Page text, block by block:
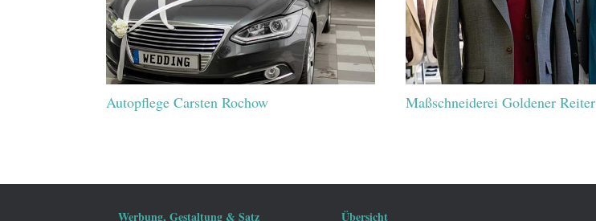
Autopflege Carsten Rochow Maßschneiderei Goldener Reiter
Werbung, Gestaltung & Satz Übersicht